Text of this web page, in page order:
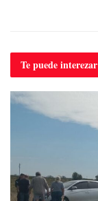
Te puedeinterezar